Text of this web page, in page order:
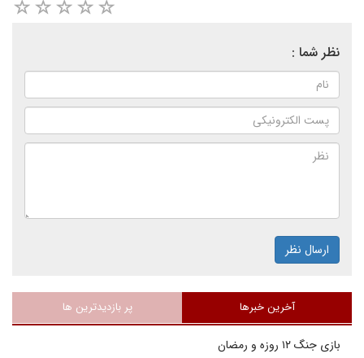
نظر شما :
ارسال نظر
آخرین خبرها پر بازدیدترین ها
بازی جنگ ۱۲ روزه و رمضان